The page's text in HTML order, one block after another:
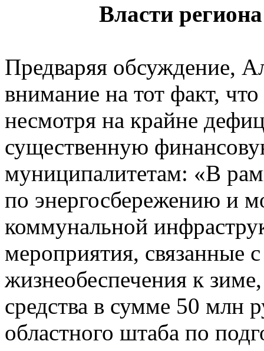
Власти
Предваряя обсуждение,
внимание на тот факт,
несмотря на крайне
существенную
муниципалитетам: «В
по энергосбережению и
коммунальной
мероприятия, связанные
жизнеобеспечения к
средства в сумме 50 млн
областного штаба по